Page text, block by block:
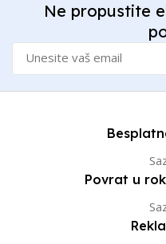
Ne propustite
Povrat u